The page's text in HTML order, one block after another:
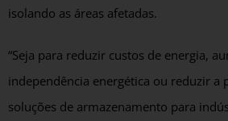
isolando as áreas afetadas.
“Seja para reduzir custos de energia,
independência energética ou reduzir a
soluções de armazenamento para